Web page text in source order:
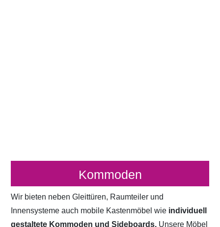
Kommoden
Wir bieten neben Gleittüren, Raumteiler und
Innensysteme auch mobile Kastenmöbel wie individuell
gestaltete Kommoden und Sideboards. Unsere Möbel